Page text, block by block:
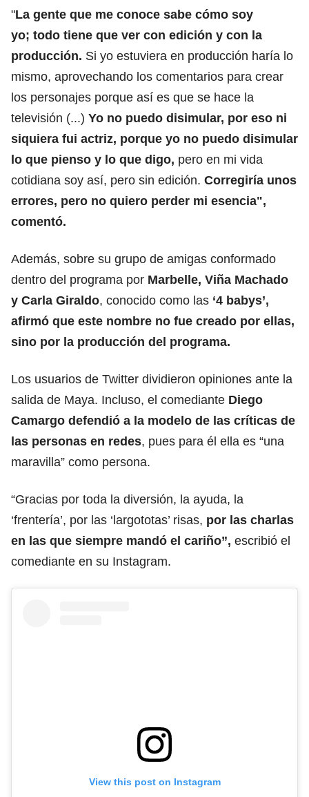
"La gente que me conoce sabe cómo soy
yo; todo tiene que ver con edición y con la
producción. Si yo estuviera en producción haría lo
mismo, aprovechando los comentarios para crear
los personajes porque así es que se hace la
televisión (...) Yo no puedo disimular, por eso ni
siquiera fui actriz, porque yo no puedo disimular
lo que pienso y lo que digo, pero en mi vida
cotidiana soy así, pero sin edición. Corregiría unos
errores, pero no quiero perder mi esencia",
comentó.
Además, sobre su grupo de amigas conformado
dentro del programa por Marbelle, Viña Machado
y Carla Giraldo, conocido como las ‘4 babys’,
afirmó que este nombre no fue creado por ellas,
sino por la producción del programa.
Los usuarios de Twitter dividieron opiniones ante la
salida de Maya. Incluso, el comediante Diego
Camargo defendió a la modelo de las críticas de
las personas en redes, pues para él ella es “una
maravilla” como persona.
“Gracias por toda la diversión, la ayuda, la
‘frentería’, por las ‘largototas’ risas, por las charlas
en las que siempre mandó el cariño”, escribió el
comediante en su Instagram.
View this post on Instagram